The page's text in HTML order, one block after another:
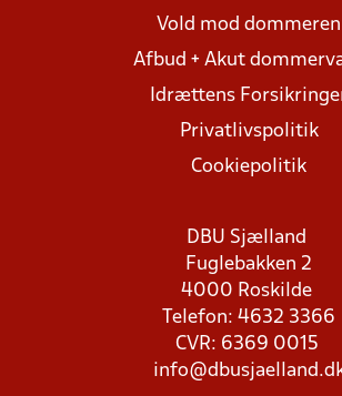
Vold mod dommeren
Afbud + Akut
Idrættens
Privatlivspolitik
Cookiepolitik
DBU Sjælland
Fuglebakken 2
4000 Roskilde
Telefon: 4632 3366
CVR: 6369 0015